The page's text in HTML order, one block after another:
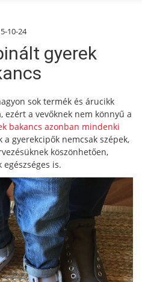
10-24
gyerek
sok termék és árucikk
ezért a vevőknek nem könnyű a
bakancs azonban mindenki
gyerekcipők nemcsak szépek,
köszönhetően,
is.